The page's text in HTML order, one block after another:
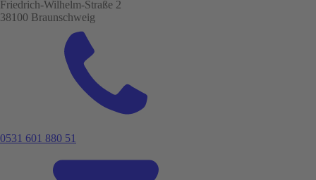
Friedrich-Wilhelm-Straße 2
38100 Braunschweig
0531 601 880 51